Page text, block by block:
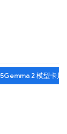
2 模型卡片